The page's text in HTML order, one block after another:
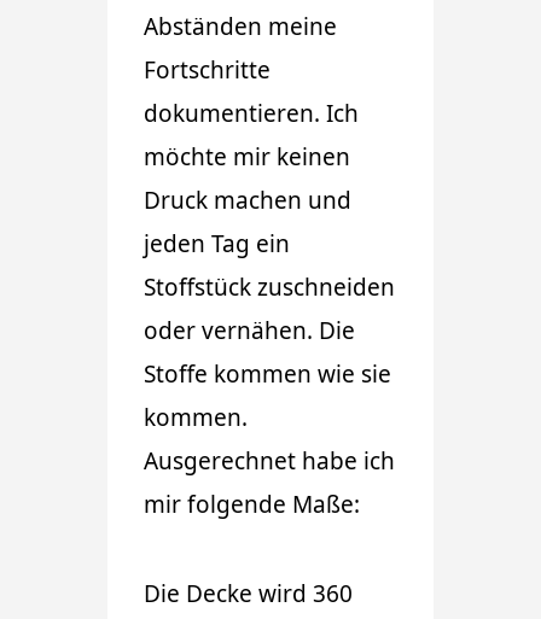
Abständen meine
Fortschritte
dokumentieren. Ich
möchte mir keinen
Druck machen und
jeden Tag ein
Stoffstück zuschneiden
oder vernähen. Die
Stoffe kommen wie sie
kommen.
Ausgerechnet habe ich
mir folgende Maße:
Die Decke wird 360